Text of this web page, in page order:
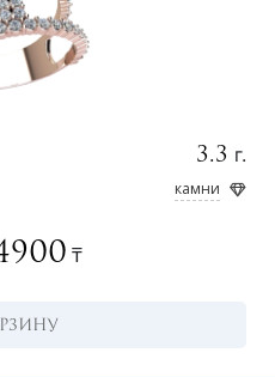
3.3 г.
камни
₸